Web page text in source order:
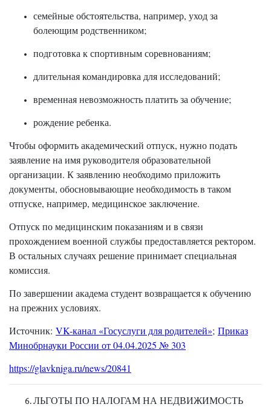
семейные обстоятельства, например, уход за
болеющим родственником;
подготовка к спортивным соревнованиям;
длительная командировка для исследований;
временная невозможность платить за обучение;
рождение ребенка.
Чтобы оформить академический отпуск, нужно подать
заявление на имя руководителя образовательной
организации. К заявлению необходимо приложить
документы, обосновывающие необходимость в таком
отпуске, например, медицинское заключение.
Отпуск по медицинским показаниям и в связи
прохождением военной службы предоставляется ректором.
В остальных случаях решение принимает специальная
комиссия.
По завершении академа студент возвращается к обучению
на прежних условиях.
Источник: VK-канал «Госуслуги для родителей»; Приказ
Минобрнауки России от 04.04.2025 № 303
https://glavkniga.ru/news/20841
ЛЬГОТЫ ПО НАЛОГАМ НА НЕДВИЖИМОСТЬ